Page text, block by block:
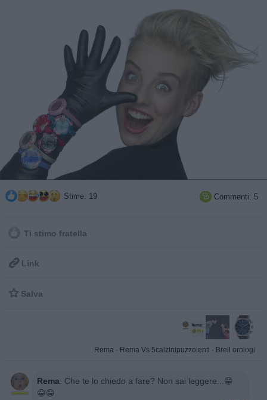
Stime: 19  Commenti: 5
Ti stimo fratella
 Link
 Salva
Rema · Rema Vs 5calzinipuzzolenti · Breil orologi
Rema: Che te lo chiedo a fare? Non sai leggere...😁
😁😁